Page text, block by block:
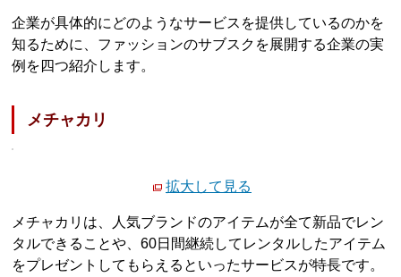
企業が具体的にどのようなサービスを提供しているのかを
知るために、ファッションのサブスクを展開する企業の実
例を四つ紹介します。
メチャカリ
拡大して見る
メチャカリは、人気ブランドのアイテムが全て新品でレン
タルできることや、60日間継続してレンタルしたアイテム
をプレゼントしてもらえるといったサービスが特長です。